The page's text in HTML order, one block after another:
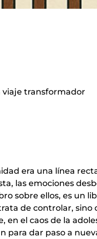
viaje transformador
era una línea
las emociones
sobre ellos, es un
de controlar,
en el caos de la
para dar paso a